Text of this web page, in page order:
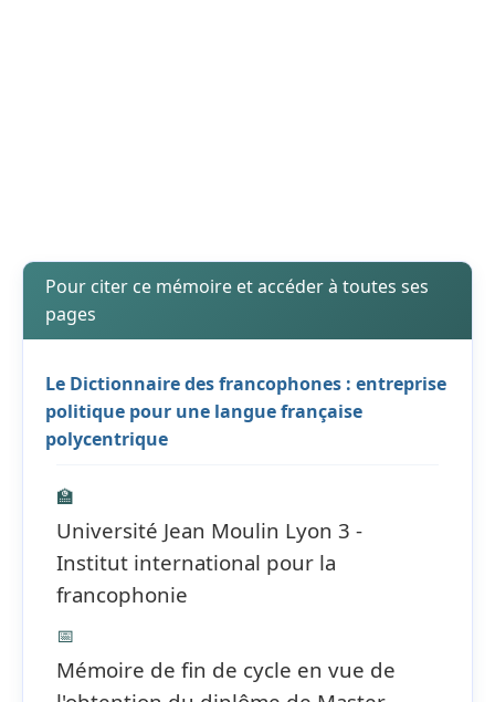
Pour citer ce mémoire et accéder à toutes ses
pages
Le Dictionnaire des francophones : entreprise
politique pour une langue française
polycentrique
🏫
Université Jean Moulin Lyon 3 -
Institut international pour la
francophonie
📅
Mémoire de fin de cycle en vue de